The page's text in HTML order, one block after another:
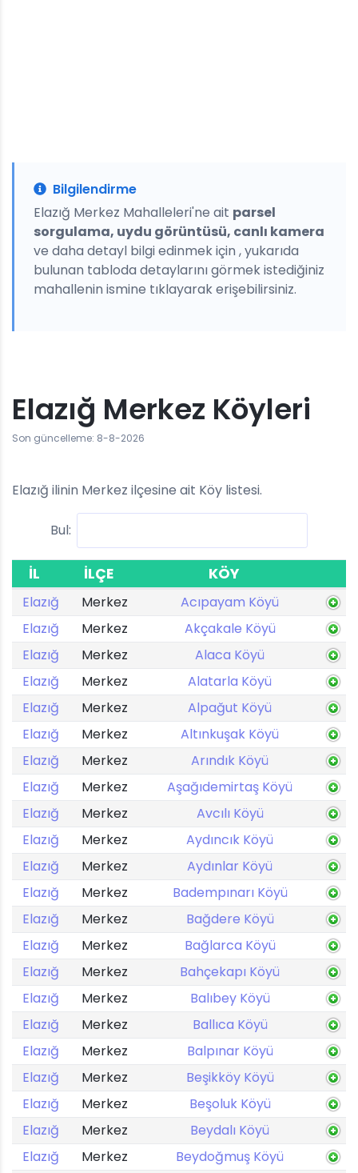
Bilgilendirme
Elazığ Merkez Mahalleleri'ne ait parsel
sorgulama, uydu görüntüsü, canlı kamera
ve daha detayl bilgi edinmek için , yukarıda
bulunan tabloda detaylarını görmek istediğiniz
mahallenin ismine tıklayarak erişebilirsiniz.
Elazığ Merkez Köyleri
Son güncelleme: 8-8-2026
Elazığ ilinin Merkez ilçesine ait Köy listesi.
Bul:
İL İLÇE KÖY
Elazığ Merkez
Acıpayam Köyü
Elazığ
Merkez
Akçakale Köyü
Elazığ
Merkez
Alaca Köyü
Elazığ
Merkez
Alatarla Köyü
Elazığ
Merkez
Alpağut Köyü
Elazığ
Merkez
Altınkuşak Köyü
Elazığ
Merkez
Arındık Köyü
Elazığ
Merkez
Aşağıdemirtaş Köyü
Elazığ
Merkez
Avcılı Köyü
Elazığ
Merkez
Aydıncık Köyü
Elazığ
Merkez
Aydınlar Köyü
Elazığ
Merkez
Badempınarı Köyü
Elazığ
Merkez
Bağdere Köyü
Elazığ
Merkez
Bağlarca Köyü
Elazığ
Merkez
Bahçekapı Köyü
Elazığ
Merkez
Balıbey Köyü
Elazığ
Merkez
Ballıca Köyü
Elazığ
Merkez
Balpınar Köyü
Elazığ
Merkez
Beşikköy Köyü
Elazığ
Merkez
Beşoluk Köyü
Elazığ
Merkez
Beydalı Köyü
Elazığ
Merkez Beydoğmuş Köyü